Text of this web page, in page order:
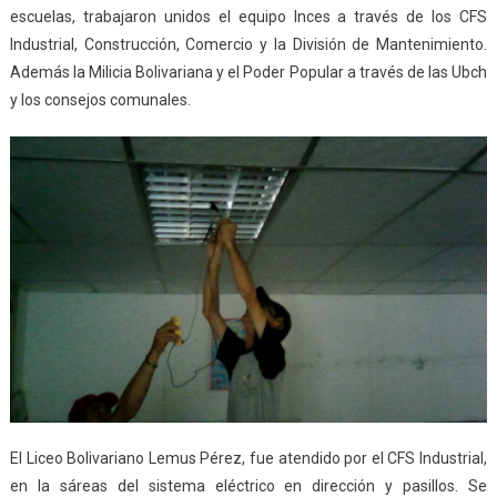
escuelas, trabajaron unidos el equipo Inces a través de los CFS
Industrial, Construcción, Comercio y la División de Mantenimiento.
Además la Milicia Bolivariana y el Poder Popular a través de las Ubch
y los consejos comunales.
El Liceo Bolivariano Lemus Pérez, fue atendido por el CFS Industrial,
en la sáreas del sistema eléctrico en dirección y pasillos. Se